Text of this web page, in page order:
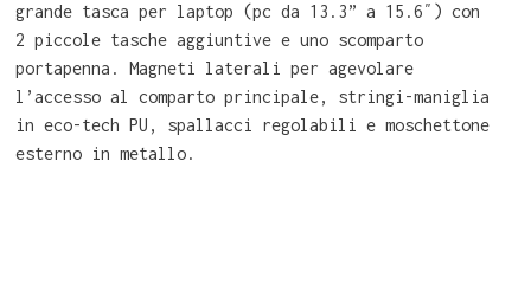
grande tasca per laptop (pc da 13.3” a 15.6″) con
2 piccole tasche aggiuntive e uno scomparto
portapenna. Magneti laterali per agevolare
l’accesso al comparto principale, stringi-maniglia
in eco-tech PU, spallacci regolabili e moschettone
esterno in metallo.